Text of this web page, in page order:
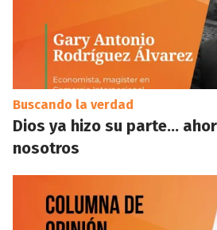
Buscando la verdad
Dios ya hizo su parte…
nosotros